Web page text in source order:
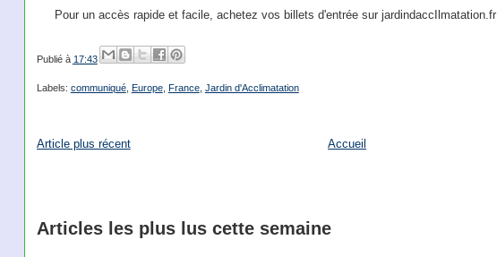
Pour un accès rapide et facile, achetez vos billets d'entrée sur jardindaccIlmatation.fr
Publié à 17:43
Labels: communiqué, Europe, France, Jardin d'Acclimatation
Article plus récent Accueil
Articles les plus lus cette semaine